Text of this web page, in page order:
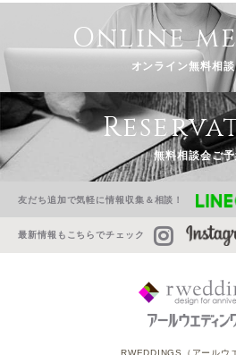
Online
オンライン無料相
無料相談会ご
友だち追加で気軽に情報収集＆相談！
最新情報もこちらでチェック
RWEDDINGS（アールウ